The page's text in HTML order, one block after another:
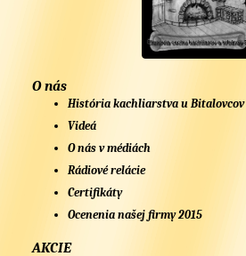
O nás
História kachliarstva u Bitalovcov
Videá
O nás v médiách
Rádiové relácie
Certifikáty
Ocenenia našej firmy 2015
AKCIE